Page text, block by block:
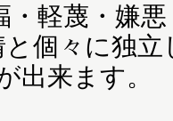
軽蔑・嫌
個々に独
出来ます。